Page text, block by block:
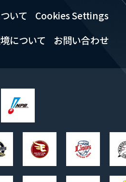
いて
Cookies Settings
について
お問い合わせ